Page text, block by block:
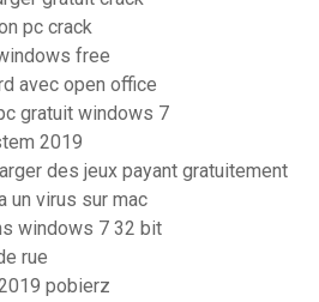
pc crack
free
avec open office
gratuit windows 7
2019
des jeux payant gratuitement
un virus sur mac
windows 7 32 bit
rue
pobierz